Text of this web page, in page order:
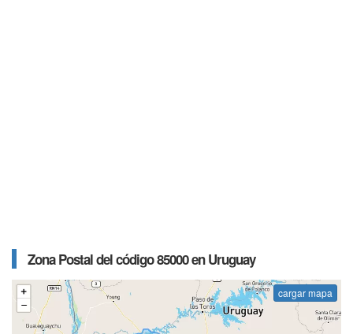
Zona Postal del código 85000 en Uruguay
cargar mapa